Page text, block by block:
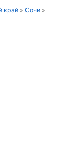
край » Сочи »